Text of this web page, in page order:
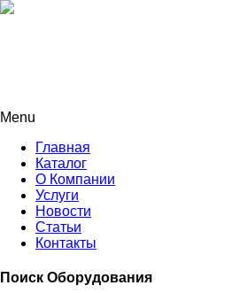
Menu
Главная
Каталог
О Компании
Услуги
Новости
Статьи
Контакты
Поиск Оборудования